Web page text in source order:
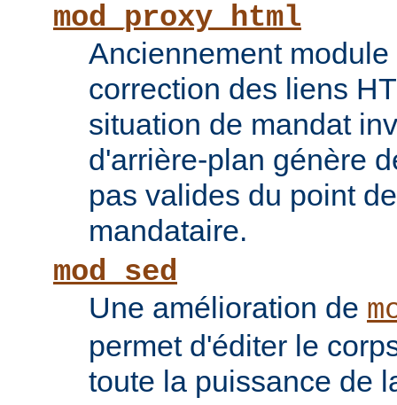
mod_proxy_html
Anciennement
correction des liens
situation de mandat
d'arrière-plan génère
pas valides du point
mandataire.
mod_sed
Une amélioration de
permet d'éditer le
toute la puissance de